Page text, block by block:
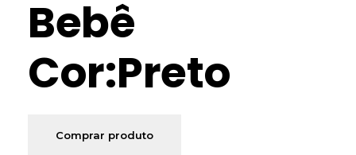
Bebê
Cor:Preto
Comprar produto